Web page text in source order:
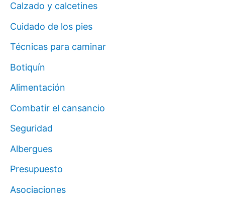
Calzado y calcetines
Cuidado de los pies
Técnicas para caminar
Botiquín
Alimentación
Combatir el cansancio
Seguridad
Albergues
Presupuesto
Asociaciones